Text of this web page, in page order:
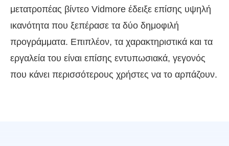
μετατροπέας βίντεο Vidmore έδειξε επίσης υψηλή
ικανότητα που ξεπέρασε τα δύο δημοφιλή
προγράμματα. Επιπλέον, τα χαρακτηριστικά και τα
εργαλεία του είναι επίσης εντυπωσιακά, γεγονός
που κάνει περισσότερους χρήστες να το αρπάζουν.